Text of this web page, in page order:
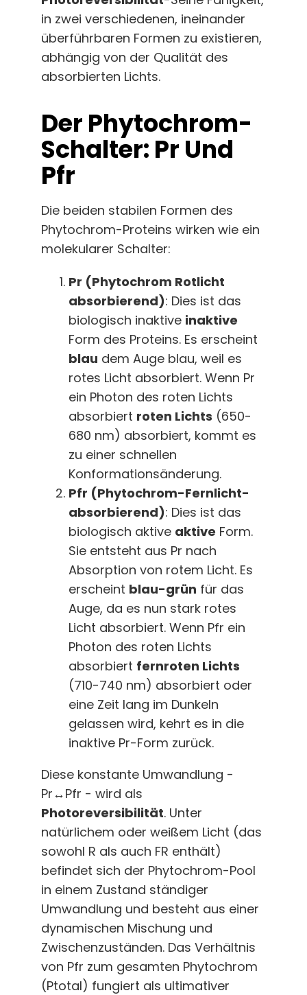
in zwei verschiedenen, ineinander
überführbaren Formen zu existieren,
abhängig von der Qualität des
absorbierten Lichts.
Der Phytochrom-
Schalter: Pr Und
Pfr
Die beiden stabilen Formen des
Phytochrom-Proteins wirken wie ein
molekularer Schalter:
Pr (Phytochrom Rotlicht
absorbierend): Dies ist das
biologisch inaktive inaktive
Form des Proteins. Es erscheint
blau dem Auge blau, weil es
rotes Licht absorbiert. Wenn Pr
ein Photon des roten Lichts
absorbiert roten Lichts (650-
680 nm) absorbiert, kommt es
zu einer schnellen
Konformationsänderung.
Pfr (Phytochrom-Fernlicht-
absorbierend): Dies ist das
biologisch aktive aktive Form.
Sie entsteht aus Pr nach
Absorption von rotem Licht. Es
erscheint blau-grün für das
Auge, da es nun stark rotes
Licht absorbiert. Wenn Pfr ein
Photon des roten Lichts
absorbiert fernroten Lichts
(710-740 nm) absorbiert oder
eine Zeit lang im Dunkeln
gelassen wird, kehrt es in die
inaktive Pr-Form zurück.
Diese konstante Umwandlung -
Pr↔Pfr - wird als
Photoreversibilität. Unter
natürlichem oder weißem Licht (das
sowohl R als auch FR enthält)
befindet sich der Phytochrom-Pool
in einem Zustand ständiger
Umwandlung und besteht aus einer
dynamischen Mischung und
Zwischenzuständen. Das Verhältnis
von Pfr zum gesamten Phytochrom
(Ptotal) fungiert als ultimativer